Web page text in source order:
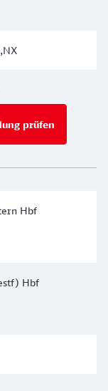
prüfen
Hbf
Hbf